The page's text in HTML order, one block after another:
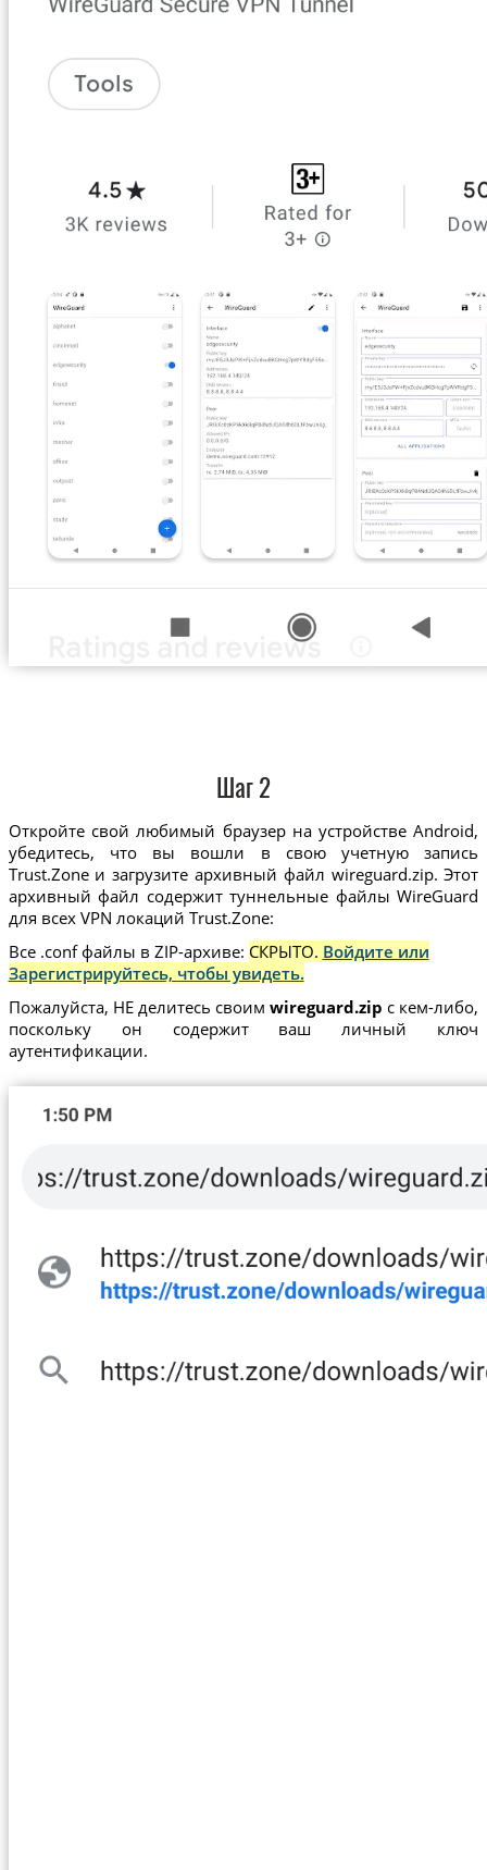
Шаг 2
Откройте свой любимый браузер на устройстве Android,
убедитесь, что вы вошли в свою учетную запись
Trust.Zone и загрузите архивный файл wireguard.zip. Этот
архивный файл содержит туннельные файлы WireGuard
для всех VPN локаций Trust.Zone:
Все .conf файлы в ZIP-архиве: СКРЫТО. Войдите или
Зарегистрируйтесь, чтобы увидеть.
Пожалуйста, НЕ делитесь своимwireguard.zip с кем-либо,
поскольку он содержит ваш личный ключ
аутентификации.